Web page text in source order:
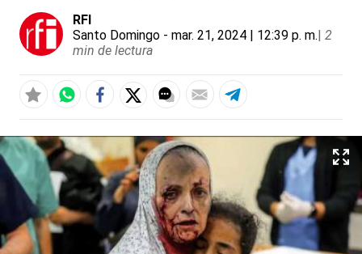
RFI
Santo Domingo - mar. 21, 2024 | 12:39 p. m.| 2
min de lectura